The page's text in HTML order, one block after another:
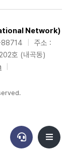
Network)
주소 :
호 (내곡동)